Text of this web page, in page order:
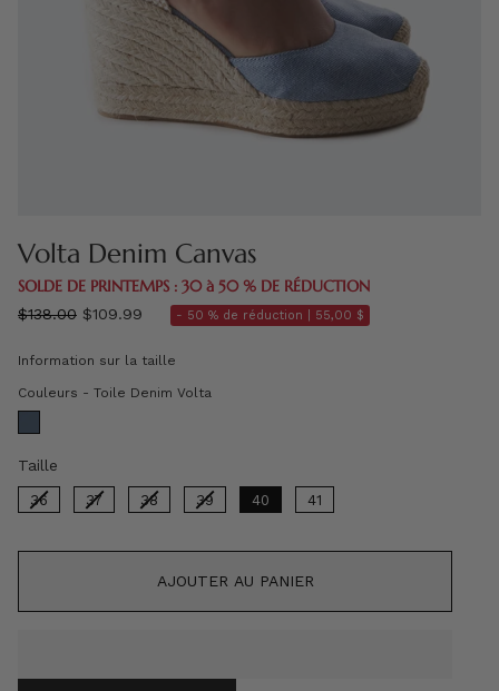
Volta Denim Canvas
SOLDE DE PRINTEMPS : 30 à 50 % DE RÉDUCTION
régulier
$138.00 $109.99 - 50 % de réduction | 55,00 $
Information sur la taille
Couleurs - Toile Denim Volta
Taille
36 37 38 39 40 41
AJOUTER AU PANIER